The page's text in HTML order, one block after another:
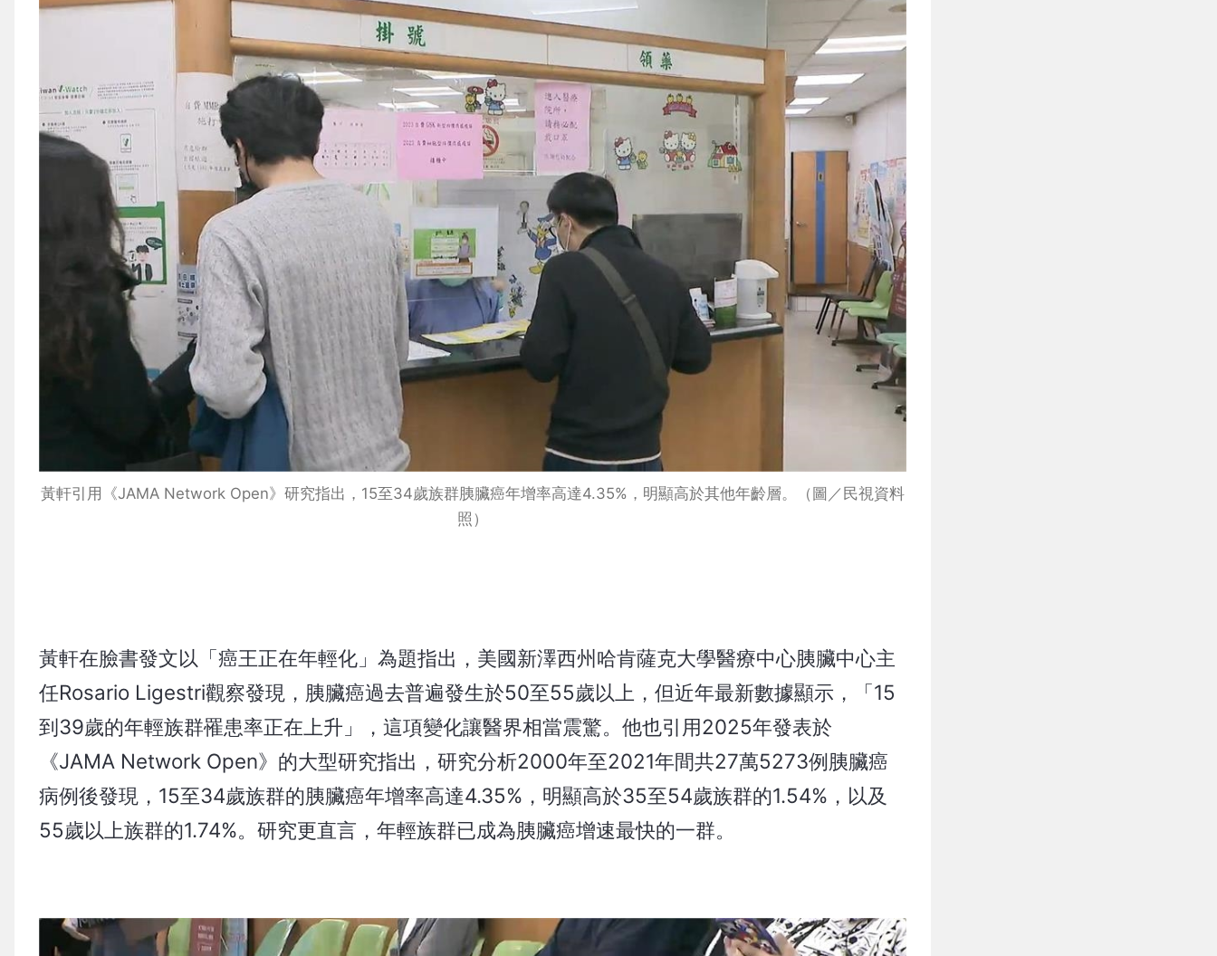
黃軒引用《JAMA Network Open》研究指出，15至34歲族群胰臟癌年增率高達4.35%，明顯高於其他年齡層。（圖／民視資料
照）
黃軒在臉書發文以「癌王正在年輕化」為題指出，美國新澤西州哈肯薩克大學醫療中心胰臟中心主
任Rosario Ligestri觀察發現，胰臟癌過去普遍發生於50至55歲以上，但近年最新數據顯示，「15
到39歲的年輕族群罹患率正在上升」，這項變化讓醫界相當震驚。他也引用2025年發表於
《JAMA Network Open》的大型研究指出，研究分析2000年至2021年間共27萬5273例胰臟癌
病例後發現，15至34歲族群的胰臟癌年增率高達4.35%，明顯高於35至54歲族群的1.54%，以及
55歲以上族群的1.74%。研究更直言，年輕族群已成為胰臟癌增速最快的一群。